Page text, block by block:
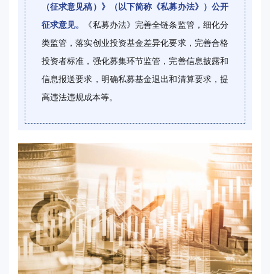
（征求意见稿）》（以下简称《私募办法》）公开
征求意见。
《私募办法》完善全链条监管，细化分
类监管，落实创业投资基金差异化要求，完善合格
投资者标准，强化募集环节监管，完善信息披露和
信息报送要求，明确私募基金退出和清算要求，提
高违法违规成本等。